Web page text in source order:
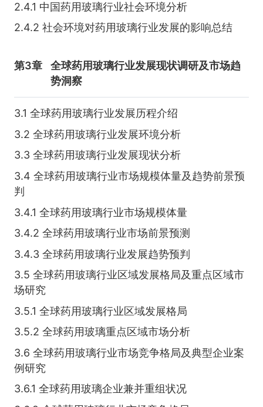
2.4.1 中国药用玻璃行业社会环境分析
2.4.2 社会环境对药用玻璃行业发展的影响总结
第3章
全球药用玻璃行业发展现状调研及市场趋
势洞察
3.1 全球药用玻璃行业发展历程介绍
3.2 全球药用玻璃行业发展环境分析
3.3 全球药用玻璃行业发展现状分析
3.4 全球药用玻璃行业市场规模体量及趋势前景预
判
3.4.1 全球药用玻璃行业市场规模体量
3.4.2 全球药用玻璃行业市场前景预测
3.4.3 全球药用玻璃行业发展趋势预判
3.5 全球药用玻璃行业区域发展格局及重点区域市
场研究
3.5.1 全球药用玻璃行业区域发展格局
3.5.2 全球药用玻璃重点区域市场分析
3.6 全球药用玻璃行业市场竞争格局及典型企业案
例研究
3.6.1 全球药用玻璃企业兼并重组状况